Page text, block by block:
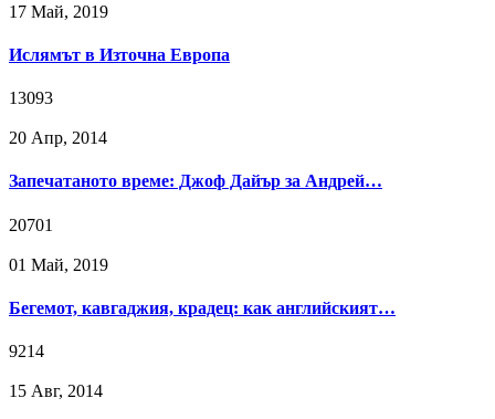
17 Май, 2019
Ислямът в Източна Европа
13093
20 Апр, 2014
Запечатаното време: Джоф Дайър за Андрей…
20701
01 Май, 2019
Бегемот, кавгаджия, крадец: как английският…
9214
15 Авг, 2014